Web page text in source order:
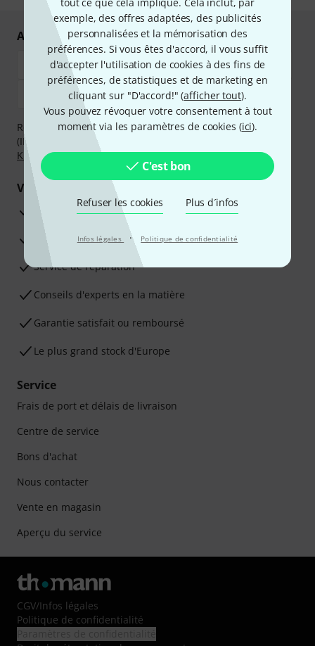
exemple, des offres adaptées, des publicités
personnalisées et la mémorisation des
préférences. Si vous êtes d'accord, il vous suffit
d'accepter l'utilisation de cookies à des fins de
préférences, de statistiques et de marketing en
cliquant sur "D'accord!" (afficher tout).
Vous pouvez révoquer votre consentement à tout
moment via les paramètres de cookies (ici).
C'est bon
Refuser les cookies Plus d´infos
Infos légales · Politique de confidentialité
Achetez et payez en toute sécurité
Réglez de manière sûre et sécurisée par Virement
(IBAN/BIC), PayPal, Amazon Pay,
Klarna Payer en 3 foisou Carte de crédit.
Vos avantages
Ga­ran­tie Thomann 3 ans
Garantie 30 jours satisfait ou remboursé
Service de réparation
Conseils d'experts en la matière
Garantie satisfait ou remboursé
Le plus grand stock d'Europe
Service
Frais de port et délais de livraison
Centre de service
Bons d'achat
Nous contacter
Vente en magasin
Aperçu du service
CGV/Infos légales
Politique de confidentialité